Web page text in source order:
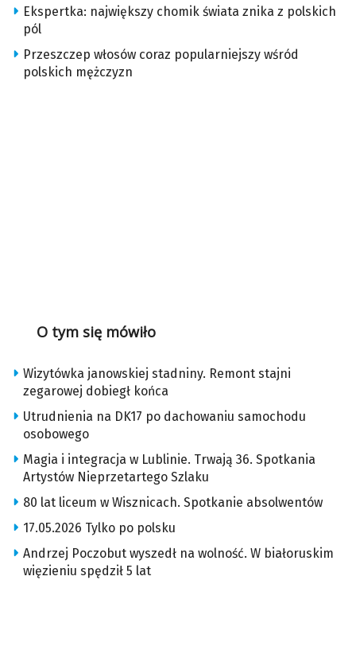
Ekspertka: największy chomik świata znika z polskich
pól
Przeszczep włosów coraz popularniejszy wśród
polskich mężczyzn
O tym się mówiło
Wizytówka janowskiej stadniny. Remont stajni
zegarowej dobiegł końca
Utrudnienia na DK17 po dachowaniu samochodu
osobowego
Magia i integracja w Lublinie. Trwają 36. Spotkania
Artystów Nieprzetartego Szlaku
80 lat liceum w Wisznicach. Spotkanie absolwentów
17.05.2026 Tylko po polsku
Andrzej Poczobut wyszedł na wolność. W białoruskim
więzieniu spędził 5 lat